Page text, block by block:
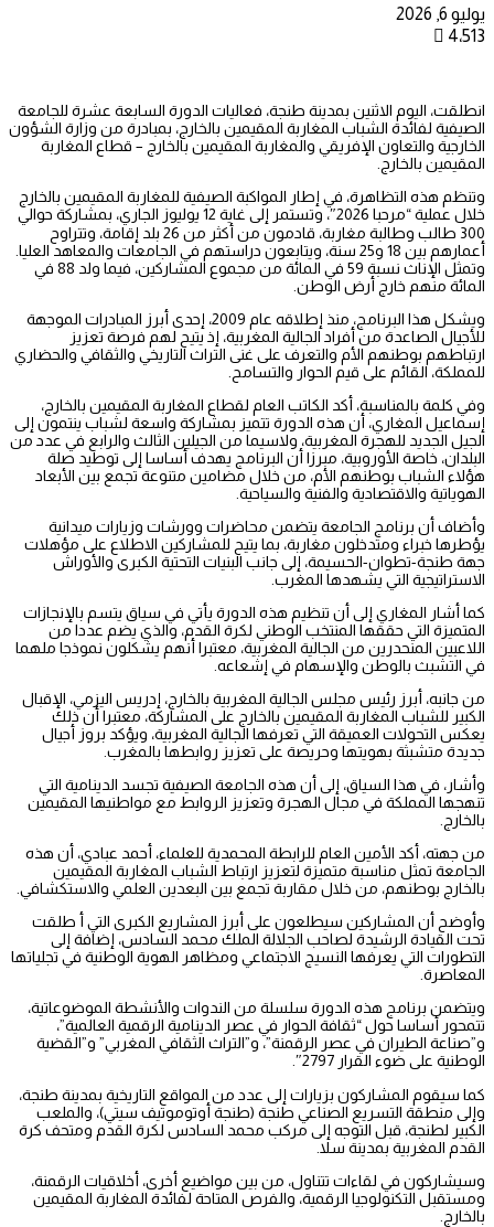
يوليو 6, 2026
4٬513
انطلقت، اليوم الاثنين بمدينة طنجة، فعاليات الدورة السابعة عشرة للجامعة
الصيفية لفائدة الشباب المغاربة المقيمين بالخارج، بمبادرة من وزارة الشؤون
الخارجية والتعاون الإفريقي والمغاربة المقيمين بالخارج – قطاع المغاربة
المقيمين بالخارج.
وتنظم هذه التظاهرة، في إطار المواكبة الصيفية للمغاربة المقيمين بالخارج
خلال عملية “مرحبا 2026″، وتستمر إلى غاية 12 يوليوز الجاري، بمشاركة حوالي
300 طالب وطالبة مغاربة، قادمون من أكثر من 26 بلد إقامة، وتتراوح
أعمارهم بين 18 و25 سنة، ويتابعون دراستهم في الجامعات والمعاهد العليا.
وتمثل الإناث نسبة 59 في المائة من مجموع المشاركين، فيما ولد 88 في
المائة منهم خارج أرض الوطن.
ويشكل هذا البرنامج، منذ إطلاقه عام 2009، إحدى أبرز المبادرات الموجهة
للأجيال الصاعدة من أفراد الجالية المغربية، إذ يتيح لهم فرصة تعزيز
ارتباطهم بوطنهم الأم والتعرف على غنى التراث التاريخي والثقافي والحضاري
للمملكة، القائم على قيم الحوار والتسامح.
وفي كلمة بالمناسبة، أكد الكاتب العام لقطاع المغاربة المقيمين بالخارج،
إسماعيل المغاري، أن هذه الدورة تتميز بمشاركة واسعة لشباب ينتمون إلى
الجيل الجديد للهجرة المغربية، ولاسيما من الجيلين الثالث والرابع في عدد من
البلدان، خاصة الأوروبية، مبرزا أن البرنامج يهدف أساسا إلى توطيد صلة
هؤلاء الشباب بوطنهم الأم، من خلال مضامين متنوعة تجمع بين الأبعاد
الهوياتية والاقتصادية والفنية والسياحية.
وأضاف أن برنامج الجامعة يتضمن محاضرات وورشات وزيارات ميدانية
يؤطرها خبراء ومتدخلون مغاربة، بما يتيح للمشاركين الاطلاع على مؤهلات
جهة طنجة-تطوان-الحسيمة، إلى جانب البنيات التحتية الكبرى والأوراش
الاستراتيجية التي يشهدها المغرب.
كما أشار المغاري إلى أن تنظيم هذه الدورة يأتي في سياق يتسم بالإنجازات
المتميزة التي حققها المنتخب الوطني لكرة القدم، والذي يضم عددا من
اللاعبين المنحدرين من الجالية المغربية، معتبرا أنهم يشكلون نموذجا ملهما
في التشبث بالوطن والإسهام في إشعاعه.
من جانبه، أبرز رئيس مجلس الجالية المغربية بالخارج، إدريس اليزمي، الإقبال
الكبير للشباب المغاربة المقيمين بالخارج على المشاركة، معتبرا أن ذلك
يعكس التحولات العميقة التي تعرفها الجالية المغربية، ويؤكد بروز أجيال
جديدة متشبثة بهويتها وحريصة على تعزيز روابطها بالمغرب.
وأشار، في هذا السياق، إلى أن هذه الجامعة الصيفية تجسد الدينامية التي
تنهجها المملكة في مجال الهجرة وتعزيز الروابط مع مواطنيها المقيمين
بالخارج.
من جهته، أكد الأمين العام للرابطة المحمدية للعلماء، أحمد عبادي، أن هذه
الجامعة تمثل مناسبة متميزة لتعزيز ارتباط الشباب المغاربة المقيمين
بالخارج بوطنهم، من خلال مقاربة تجمع بين البعدين العلمي والاستكشافي.
وأوضح أن المشاركين سيطلعون على أبرز المشاريع الكبرى التي أ طلقت
تحت القيادة الرشيدة لصاحب الجلالة الملك محمد السادس، إضافة إلى
التطورات التي يعرفها النسيج الاجتماعي ومظاهر الهوية الوطنية في تجلياتها
المعاصرة.
ويتضمن برنامج هذه الدورة سلسلة من الندوات والأنشطة الموضوعاتية،
تتمحور أساسا حول “ثقافة الحوار في عصر الدينامية الرقمية العالمية”،
و”صناعة الطيران في عصر الرقمنة”، و”التراث الثقافي المغربي” و”القضية
الوطنية على ضوء القرار 2797″.
كما سيقوم المشاركون بزيارات إلى عدد من المواقع التاريخية بمدينة طنجة،
وإلى منطقة التسريع الصناعي طنجة (طنجة أوتوموتيف سيتي)، والملعب
الكبير لطنجة، قبل التوجه إلى مركب محمد السادس لكرة القدم ومتحف كرة
القدم المغربية بمدينة سلا.
وسيشاركون في لقاءات تتناول، من بين مواضيع أخرى، أخلاقيات الرقمنة،
ومستقبل التكنولوجيا الرقمية، والفرص المتاحة لفائدة المغاربة المقيمين
بالخارج.